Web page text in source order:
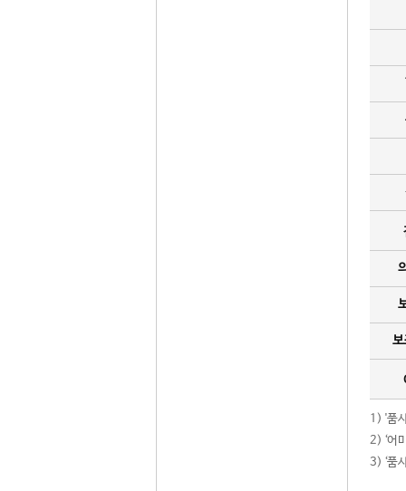
보
1) '품
2) ‘어
3) ‘품